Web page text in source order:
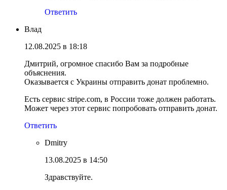
Ответить
Влад
12.08.2025 в 18:18
Дмитрий, огромное спасибо Вам за подробные
объяснения.
Оказывается с Украины отправить донат проблемно.
Есть сервис stripe.com, в России тоже должен работать.
Может через этот сервис попробовать отправить донат.
Ответить
Dmitry
13.08.2025 в 14:50
Здравствуйте.